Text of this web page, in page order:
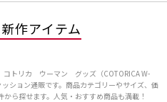
作アイテム
コトリカ ウーマン グッズ（COTORICA W-
ション通販です。商品カテゴリーやサイズ、価
ら探せます。人気・おすすめ商品も満載！